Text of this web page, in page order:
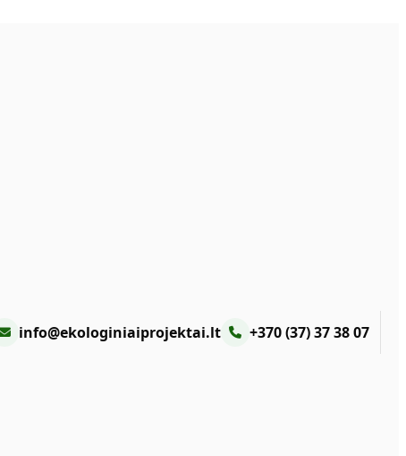
info@ekologiniaiprojektai.lt +370 (37) 37 38 07